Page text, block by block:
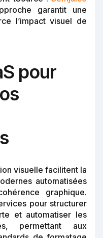
garantit une
l’impact visuel de
pour
visuelle facilitent la
automatisées
graphique.
pour structurer
et automatiser les
permettant aux